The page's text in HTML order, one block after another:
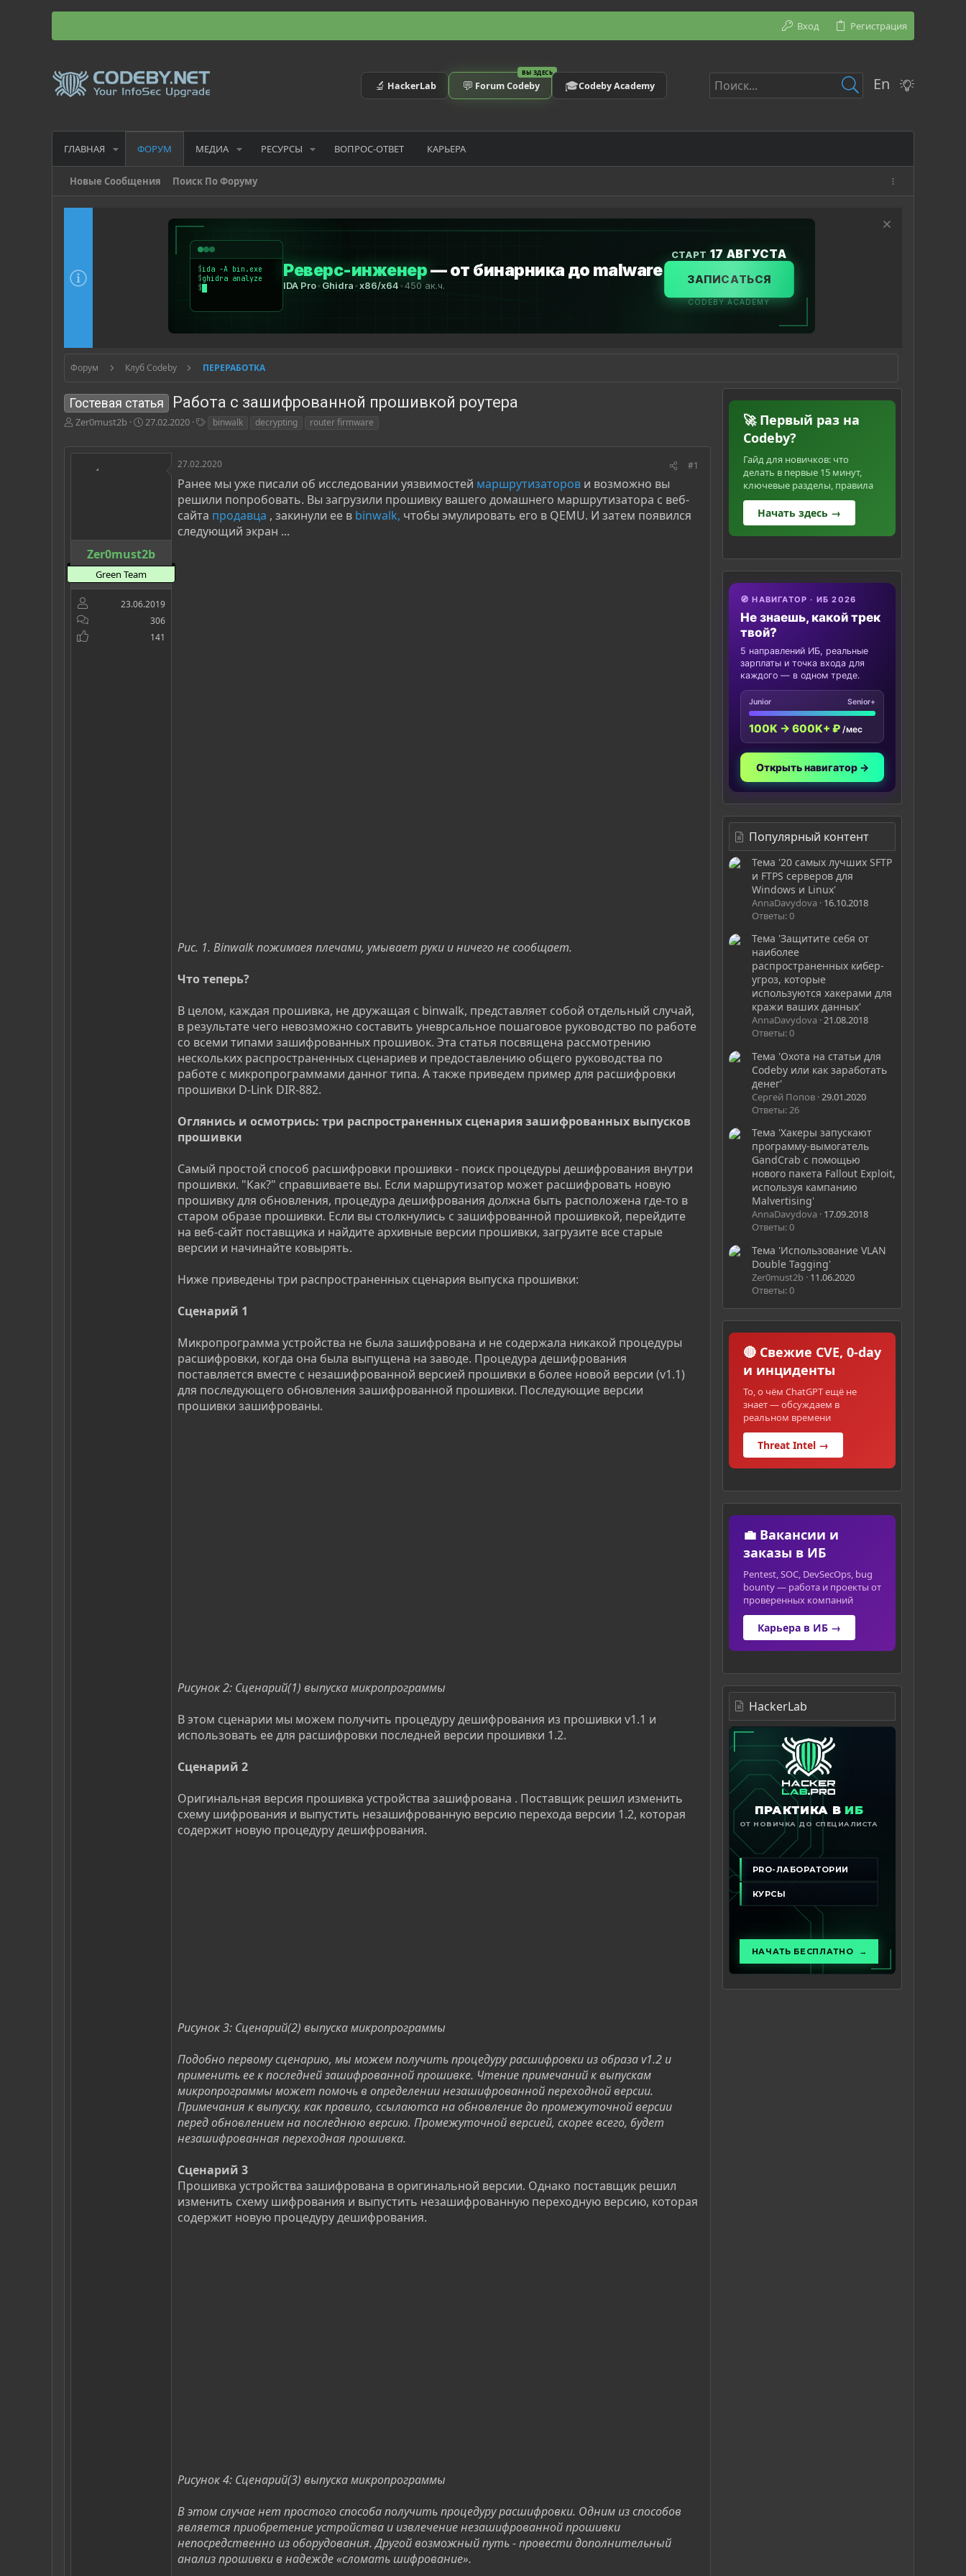
Вход Регистрация
🔬 HackerLab
ВЫ ЗДЕСЬ
💬 Forum Codeby 🎓Codeby Academy En
ГЛАВНАЯ ФОРУМ МЕДИА РЕСУРСЫ ВОПРОС-ОТВЕТ КАРЬЕРА
Новые Сообщения Поиск По Форуму
Форум Клуб Codeby ПЕРЕРАБОТКА
Гостевая статья Работа с зашифрованной прошивкой роутера
А
т
Zer0must2b
Д
т
а
27.02.2020
г
и
binwalk decrypting router firmware
Zer0must2b
Green Team
23.06.2019
306
141
27.02.2020 #1
Ранее мы уже писали об исследовании уязвимостей маршрутизаторов и возможно вы
решили попробовать. Вы загрузили прошивку вашего домашнего маршрутизатора с веб-
сайта продавца , закинули ее в binwalk, чтобы эмулировать его в QEMU. И затем появился
следующий экран ...
Рис. 1. Binwalk пожимаея плечами, умывает руки и ничего не сообщает.
Что теперь?
В целом, каждая прошивка, не дружащая с binwalk, представляет собой отдельный случай,
в результате чего невозможно составить уневрсальное пошаговое руководство по работе
со всеми типами зашифрованных прошивок. Эта статья посвящена рассмотрению
нескольких распространенных сценариев и предоставлению общего руководства по
работе с микропрограммами данног типа. А также приведем пример для расшифровки
прошивки D-Link DIR-882.
Оглянись и осмотрись: три распространенных сценария зашифрованных выпусков
прошивки
Самый простой способ расшифровки прошивки - поиск процедуры дешифрования внутри
прошивки. "Как?" справшиваете вы. Если маршрутизатор может расшифровать новую
прошивку для обновления, процедура дешифрования должна быть расположена где-то в
старом образе прошивки. Если вы столкнулись с зашифрованной прошивкой, перейдите
на веб-сайт поставщика и найдите архивные версии прошивки, загрузите все старые
версии и начинайте ковырять.
Ниже приведены три распространенных сценария выпуска прошивки:
Сценарий 1
Микропрограмма устройства не была зашифрована и не содержала никакой процедуры
расшифровки, когда она была выпущена на заводе. Процедура дешифрования
поставляется вместе с незашифрованной версией прошивки в более новой версии (v1.1)
для последующего обновления зашифрованной прошивки. Последующие версии
прошивки зашифрованы.
Рисунок 2: Сценарий(1) выпуска микропрограммы
В этом сценарии мы можем получить процедуру дешифрования из прошивки v1.1 и
использовать ее для расшифровки последней версии прошивки 1.2.
Сценарий 2
Оригинальная версия прошивка устройства зашифрована . Поставщик решил изменить
схему шифрования и выпустить незашифрованную версию перехода версии 1.2, которая
содержит новую процедуру дешифрования.
Рисунок 3: Сценарий(2) выпуска микропрограммы
Подобно первому сценарию, мы можем получить процедуру расшифровки из образа v1.2 и
применить ее к последней зашифрованной прошивке. Чтение примечаний к выпускам
микропрограммы может помочь в определении незашифрованной переходной версии.
Примечания к выпуску, как правило, ссылаютса на обновление до промежуточной версии
перед обновлением на последнюю версию. Промежуточной версией, скорее всего, будет
незашифрованная переходная прошивка.
Сценарий 3
Прошивка устройства зашифрована в оригинальной версии. Однако поставщик решил
изменить схему шифрования и выпустить незашифрованную переходную версию, которая
содержит новую процедуру дешифрования.
Рисунок 4: Сценарий(3) выпуска микропрограммы
В этом случае нет простого способа получить процедуру расшифровки. Одним из способов
является приобретение устройства и извлечение незашифрованной прошивки
непосредственно из оборудования. Другой возможный путь - провести дополнительный
анализ прошивки в надежде «сломать шифрование».
🚀 Первый раз на
Codeby?
Гайд для новичков: что
делать в первые 15 минут,
ключевые разделы, правила
Начать здесь →
🧭 НАВИГАТОР · ИБ 2026
Не знаешь, какой трек
твой?
5 направлений ИБ, реальные
зарплаты и точка входа для
каждого — в одном треде.
Junior Senior+
100K → 600K+ ₽ /мес
Открыть навигатор →
Популярный контент
Тема '20 самых лучших SFTP
и FTPS серверов для
Windows и Linux'
AnnaDavydova
16.10.2018
Ответы: 0
Тема 'Защитите себя от
наиболее
распространенных кибер-
угроз, которые
используются хакерами для
кражи ваших данных'
AnnaDavydova 21.08.2018
Ответы: 0
Тема 'Охота на статьи для
Codeby или как заработать
денег'
Сергей Попов 29.01.2020
Ответы: 26
Тема 'Хакеры запускают
программу-вымогатель
GandCrab с помощью
нового пакета Fallout Exploit,
используя кампанию
Malvertising'
AnnaDavydova
17.09.2018
Ответы: 0
Тема 'Использование VLAN
Double Tagging'
Zer0must2b
11.06.2020
Ответы: 0
🔴 Свежие CVE, 0-day
и инциденты
То, о чём ChatGPT ещё не
знает — обсуждаем в
реальном времени
Threat Intel →
💼 Вакансии и
заказы в ИБ
Pentest, SOC, DevSecOps, bug
bounty — работа и проекты от
проверенных компаний
Карьера в ИБ →
HackerLab